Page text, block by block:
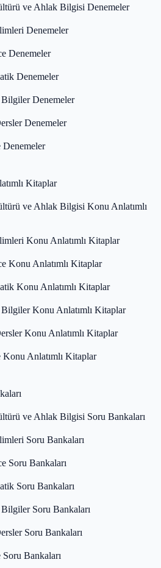
ve Ahlak Bilgisi Denemeler
Denemeler
Denemeler
Denemeler
Bilgiler Denemeler
Denemeler
Denemeler
Kitaplar
ve Ahlak Bilgisi Konu Anlatımlı
Konu Anlatımlı Kitaplar
Konu Anlatımlı Kitaplar
Konu Anlatımlı Kitaplar
Bilgiler Konu Anlatımlı Kitaplar
Konu Anlatımlı Kitaplar
Konu Anlatımlı Kitaplar
ve Ahlak Bilgisi Soru Bankaları
Soru Bankaları
Soru Bankaları
Soru Bankaları
Bilgiler Soru Bankaları
Soru Bankaları
Soru Bankaları